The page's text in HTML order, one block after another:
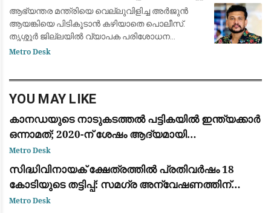
ആഭ്യന്തര മന്ത്രിയെ വെല്ലുവിളിച്ച അർജുൻ
ആയങ്കിയെ പിടികൂടാൻ കഴിയാതെ പൊലീസ്.
തൃശ്ശൂർ ജില്ലയിൽ വ്യാപക പരിശോധന
തുടരുന്നതിനിടെ, മലപ്പുറത്ത് അർജുന് ഒളിവിൽ
Metro Desk
YOU MAY LIKE
കാനഡയുടെ നാടുകടത്തൽ പട്ടികയിൽ ഇന്ത്യക്കാർ
ഒന്നാമത്; 2020-ന് ശേഷം ആദ്യമായി
മെക്സിക്കോയെ മറികടന്നു
Metro Desk
സിദ്ധിവിനായക് ക്ഷേത്രത്തിൽ പ്രതിവർഷം 18
കോടിയുടെ തട്ടിപ്പ്: സമഗ്ര അന്വേഷണത്തിന്
ഉത്തരവിട്ട് ദേവേന്ദ്ര ഫഡ്‌നാവിസ്
Metro Desk